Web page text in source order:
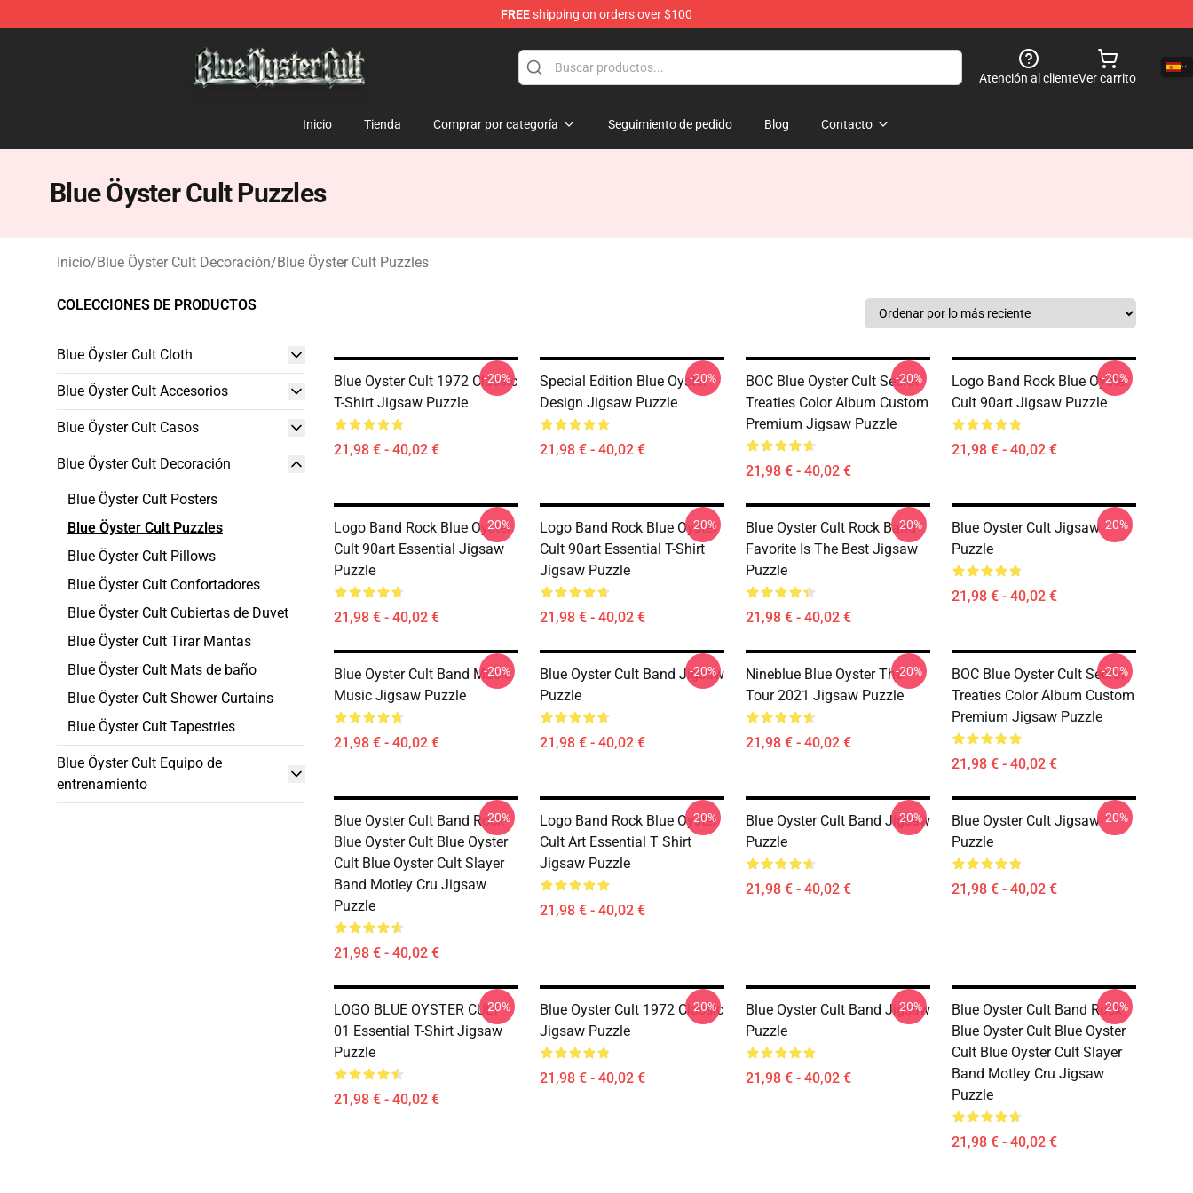
FREEshipping on orders over $100
Atención al clienteVer carrito
Inicio Tienda Comprar por categoría Seguimiento de pedido Blog Contacto
Blue Öyster Cult Puzzles
Inicio/Blue Öyster Cult Decoración/Blue Öyster Cult Puzzles
COLECCIONES DE PRODUCTOS
Blue Öyster Cult Cloth
Blue Öyster Cult Accesorios
Blue Öyster Cult Casos
Blue Öyster Cult Decoración
Blue Öyster Cult Posters
Blue Öyster Cult Puzzles
Blue Öyster Cult Pillows
Blue Öyster Cult Confortadores
Blue Öyster Cult Cubiertas de Duvet
Blue Öyster Cult Tirar Mantas
Blue Öyster Cult Mats de baño
Blue Öyster Cult Shower Curtains
Blue Öyster Cult Tapestries
Blue Öyster Cult Equipo de
entrenamiento
Blue Oyster Cult 1972 Classic
T-Shirt Jigsaw Puzzle
21,98 € - 40,02 €
-20%
Special Edition Blue Oyster
Design Jigsaw Puzzle
21,98 € - 40,02 €
-20%
BOC Blue Oyster Cult Secret
Treaties Color Album Custom
Premium Jigsaw Puzzle
21,98 € - 40,02 €
-20%
Logo Band Rock Blue Oyster
Cult 90art Jigsaw Puzzle
21,98 € - 40,02 €
-20%
Logo Band Rock Blue Oyster
Cult 90art Essential Jigsaw
Puzzle
21,98 € - 40,02 €
-20%
Logo Band Rock Blue Oyster
Cult 90art Essential T-Shirt
Jigsaw Puzzle
21,98 € - 40,02 €
-20%
Blue Oyster Cult Rock Band
Favorite Is The Best Jigsaw
Puzzle
21,98 € - 40,02 €
-20%
Blue Oyster Cult Jigsaw
Puzzle
21,98 € - 40,02 €
-20%
Blue Oyster Cult Band Music
Music Jigsaw Puzzle
21,98 € - 40,02 €
-20%
Blue Oyster Cult Band Jigsaw
Puzzle
21,98 € - 40,02 €
-20%
Nineblue Blue Oyster The
Tour 2021 Jigsaw Puzzle
21,98 € - 40,02 €
-20%
BOC Blue Oyster Cult Secret
Treaties Color Album Custom
Premium Jigsaw Puzzle
21,98 € - 40,02 €
-20%
Blue Oyster Cult Band Rock
Blue Oyster Cult Blue Oyster
Cult Blue Oyster Cult Slayer
Band Motley Cru Jigsaw
Puzzle
21,98 € - 40,02 €
-20%
Logo Band Rock Blue Oyster
Cult Art Essential T Shirt
Jigsaw Puzzle
21,98 € - 40,02 €
-20%
Blue Oyster Cult Band Jigsaw
Puzzle
21,98 € - 40,02 €
-20%
Blue Oyster Cult Jigsaw
Puzzle
21,98 € - 40,02 €
-20%
LOGO BLUE OYSTER CULT
01 Essential T-Shirt Jigsaw
Puzzle
21,98 € - 40,02 €
-20%
Blue Oyster Cult 1972 Classic
Jigsaw Puzzle
21,98 € - 40,02 €
-20%
Blue Oyster Cult Band Jigsaw
Puzzle
21,98 € - 40,02 €
-20%
Blue Oyster Cult Band Rock
Blue Oyster Cult Blue Oyster
Cult Blue Oyster Cult Slayer
Band Motley Cru Jigsaw
Puzzle
21,98 € - 40,02 €
-20%